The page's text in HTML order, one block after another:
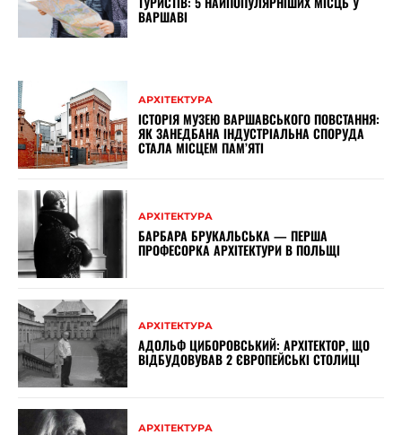
ВАРШАВІ
АРХІТЕКТУРА
ІСТОРІЯ МУЗЕЮ ВАРШАВСЬКОГО ПОВСТАННЯ:
ЯК ЗАНЕДБАНА ІНДУСТРІАЛЬНА СПОРУДА
СТАЛА МІСЦЕМ ПАМ’ЯТІ
АРХІТЕКТУРА
БАРБАРА БРУКАЛЬСЬКА — ПЕРША
ПРОФЕСОРКА АРХІТЕКТУРИ В ПОЛЬЩІ
АРХІТЕКТУРА
АДОЛЬФ ЦИБОРОВСЬКИЙ: АРХІТЕКТОР, ЩО
ВІДБУДОВУВАВ 2 ЄВРОПЕЙСЬКІ СТОЛИЦІ
АРХІТЕКТУРА